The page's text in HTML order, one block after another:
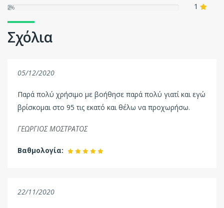
2% 1
Σχόλια
05/12/2020
Παρά πολύ χρήσιμο με βοήθησε παρά πολύ γιατί και εγώ
βρίσκομαι στο 95 τις εκατό και θέλω να προχωρήσω.
ΓΕΩΡΓΙΟΣ ΜΟΣΤΡΑΤΟΣ
Βαθμολογία:
22/11/2020